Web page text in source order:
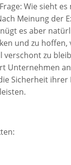
Wie sieht
Meinung der
es aber
und zu hoffen,
verschont zu
Unternehmen
Sicherheit ihrer